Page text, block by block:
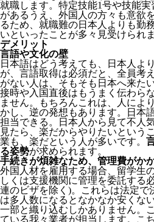
就職します。特定技能1号や技能
があるうえ、外国人の方々も意欲
るため、就職難の日本人よりも勤
いといったことが多々見受けられま
デメリット
言語や文化の壁
日本語はどう考えても、日本人よ
が、言語取得は必須だと、全員考
がない人は、そもそも日本へ来た
接時や入国直後はもうまく伝わら
ません。
もちろんこれは、人によ
かし、逆の発想もあります。日本
担当できる。日本人から見て不人
見たら、楽だからやりたいという
業も、楽だという人が多いです。
る姿勢が求められます。
手続きが煩雑なため、管理費がか
外国人材を雇用する場合、留学生
しくは支援機関に管理を委託する
連のビザを除く)。これらは法定で
は多人数になるとなかなか安くな
一部と織り込むしかありません。
ている我々業者が担当します。こ